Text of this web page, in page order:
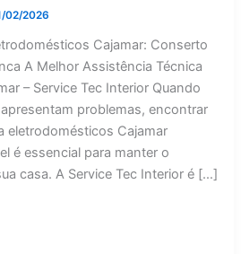
02/2026
Cajamar: Conserto
A Melhor Assistência Técnica
– Service Tec Interior Quando
problemas, encontrar
eletrodomésticos Cajamar
é essencial para manter o
casa. A Service Tec Interior é […]